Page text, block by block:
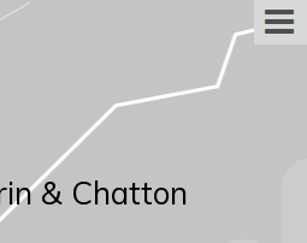
& Chatton